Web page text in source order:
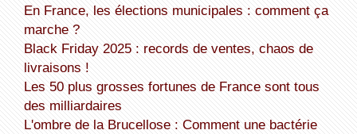
En France, les élections municipales : comment ça
marche ?
Black Friday 2025 : records de ventes, chaos de
livraisons !
Les 50 plus grosses fortunes de France sont tous
des milliardaires
L'ombre de la Brucellose : Comment une bactérie